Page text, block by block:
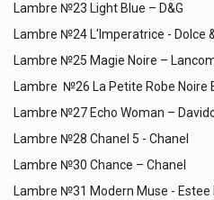
Lambre №23 Light Blue – D&G
Lambre №24 L'Imperatrice - Dolce
Lambre №25 Magie Noire –
Lambre №26 La Petite Robe Noire
Lambre №27 Echo Woman –
Lambre №28 Chanel 5 - Chanel
Lambre №30 Chance – Chanel
Lambre №31 Modern Muse - Estee